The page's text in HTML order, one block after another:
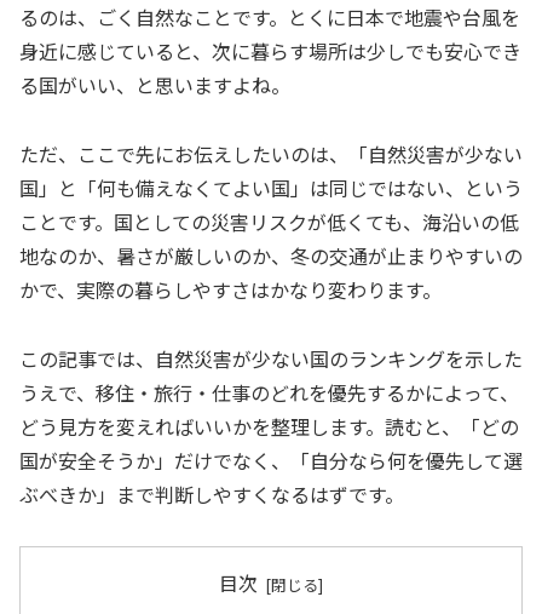
るのは、ごく自然なことです。とくに日本で地震や台風を
身近に感じていると、次に暮らす場所は少しでも安心でき
る国がいい、と思いますよね。
ただ、ここで先にお伝えしたいのは、「自然災害が少ない
国」と「何も備えなくてよい国」は同じではない、という
ことです。国としての災害リスクが低くても、海沿いの低
地なのか、暑さが厳しいのか、冬の交通が止まりやすいの
かで、実際の暮らしやすさはかなり変わります。
この記事では、自然災害が少ない国のランキングを示した
うえで、移住・旅行・仕事のどれを優先するかによって、
どう見方を変えればいいかを整理します。読むと、「どの
国が安全そうか」だけでなく、「自分なら何を優先して選
ぶべきか」まで判断しやすくなるはずです。
目次